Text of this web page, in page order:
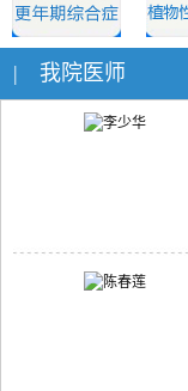
| 我院医师